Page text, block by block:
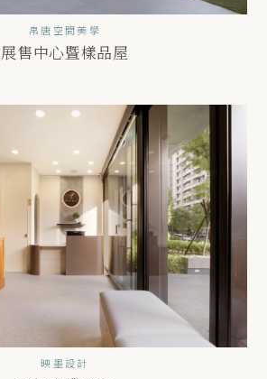
帛唐空間美學
展售中心暨樣品屋
映墨設計